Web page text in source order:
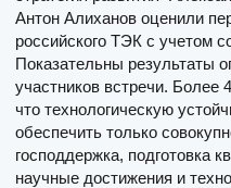
Антон Алиханов оценили
российского ТЭК с учетом
Показательны результаты
участников встречи. Более
что технологическую
обеспечить только
господдержка, подготовка
научные достижения и